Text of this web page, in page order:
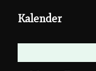
Kalender